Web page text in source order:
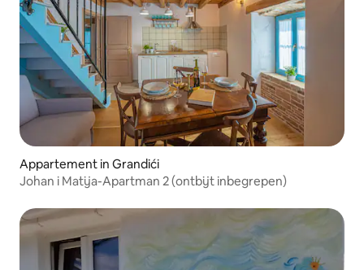
Appartement in Grandići
Johan i Matija-Apartman 2 (ontbijt inbegrepen)